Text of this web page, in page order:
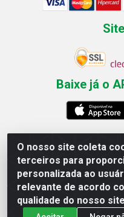
O nosso site coleta
terceiros para
personalizada ao
relevante de acordo
qualidade do nosso
Baixe já o
Esperança Nordeste -
Estância - Recife /